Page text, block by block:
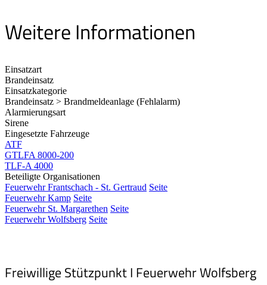
Weitere Informationen
Einsatzart
Brandeinsatz
Einsatzkategorie
Brandeinsatz > Brandmeldeanlage (Fehlalarm)
Alarmierungsart
Sirene
Eingesetzte Fahrzeuge
ATF
GTLFA 8000-200
TLF-A 4000
Beteiligte Organisationen
Feuerwehr Frantschach - St. Gertraud Seite
Feuerwehr Kamp Seite
Feuerwehr St. Margarethen Seite
Feuerwehr Wolfsberg Seite
Freiwillige Stützpunkt I Feuerwehr Wolfsberg